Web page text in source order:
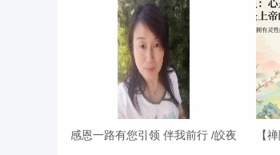
感恩一路有您引领 伴我前行 /皎夜